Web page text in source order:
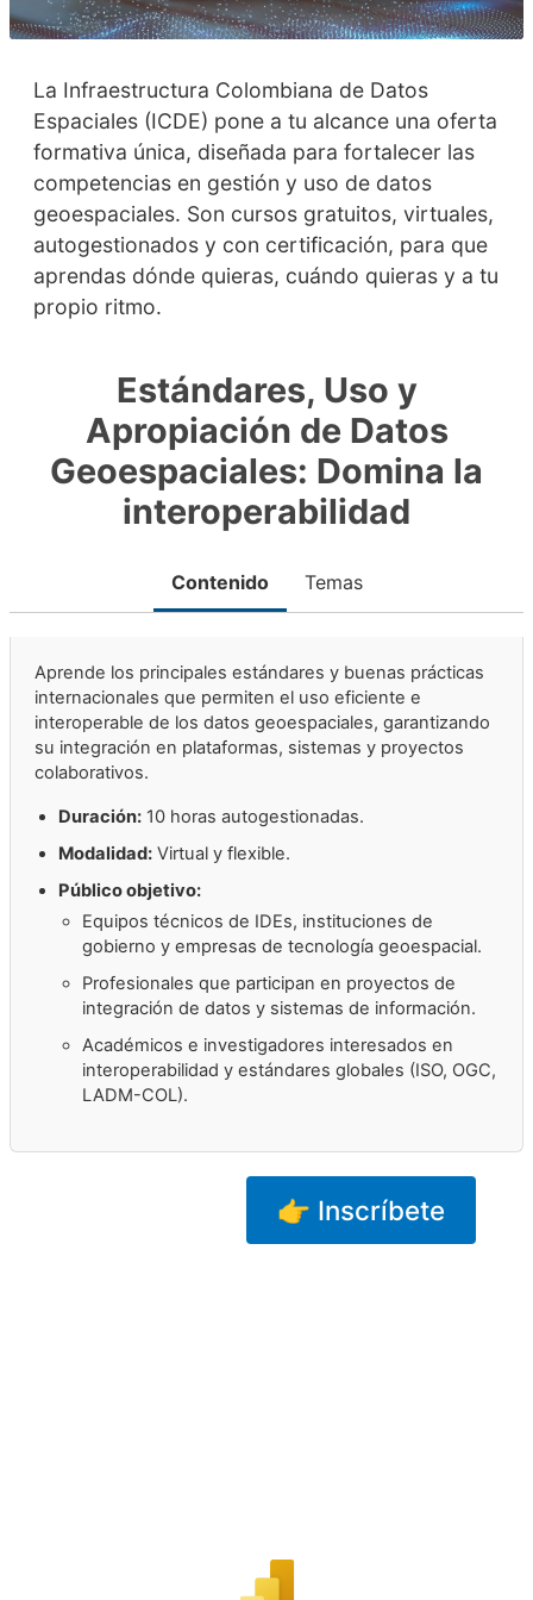
La Infraestructura Colombiana de Datos
Espaciales (ICDE) pone a tu alcance una oferta
formativa única, diseñada para fortalecer las
competencias en gestión y uso de datos
geoespaciales. Son cursos gratuitos, virtuales,
autogestionados y con certificación, para que
aprendas dónde quieras, cuándo quieras y a tu
propio ritmo.
Estándares, Uso y
Apropiación de Datos
Geoespaciales: Domina la
interoperabilidad
Contenido Temas
Aprende los principales estándares y buenas prácticas
internacionales que permiten el uso eficiente e
interoperable de los datos geoespaciales, garantizando
su integración en plataformas, sistemas y proyectos
colaborativos.
Duración: 10 horas autogestionadas.
Modalidad: Virtual y flexible.
Público objetivo:
Equipos técnicos de IDEs, instituciones de
gobierno y empresas de tecnología geoespacial.
Profesionales que participan en proyectos de
integración de datos y sistemas de información.
Académicos e investigadores interesados en
interoperabilidad y estándares globales (ISO, OGC,
LADM-COL).
👉 Inscríbete